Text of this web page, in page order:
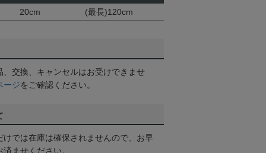
20cm
(最長)120cm
交換、キャンセルはお受けできませ
ージをご確認ください。
けでは在庫は確保されませんので、お早
ませください。